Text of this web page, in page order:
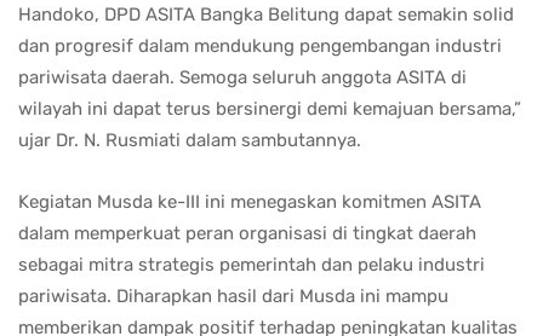
Handoko, DPD ASITA Bangka Belitung dapat semakin solid
dan progresif dalam mendukung pengembangan industri
pariwisata daerah. Semoga seluruh anggota ASITA di
wilayah ini dapat terus bersinergi demi kemajuan bersama,”
ujar Dr. N. Rusmiati dalam sambutannya.
Kegiatan Musda ke-III ini menegaskan komitmen ASITA
dalam memperkuat peran organisasi di tingkat daerah
sebagai mitra strategis pemerintah dan pelaku industri
pariwisata. Diharapkan hasil dari Musda ini mampu
memberikan dampak positif terhadap peningkatan kualitas